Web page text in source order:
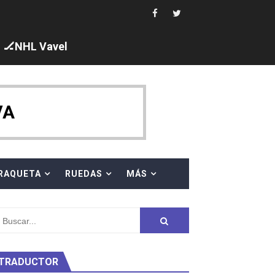
en plataforma. 5 orazos para Chiara Pellacani,
al equipo neutral ruso, llevándose 8 medallas, seis para
🏒NHL Vavel
RAQUETA RUEDAS MÁS